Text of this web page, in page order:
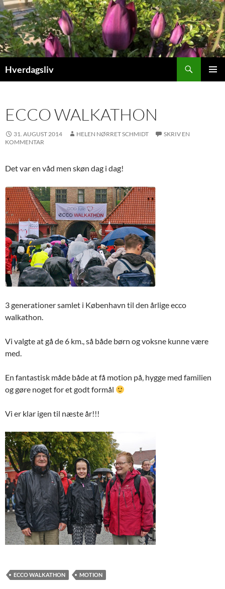
Hop
til
indhold
Hverdagsliv
ECCO WALKATHON
31. AUGUST 2014 HELEN NØRRET SCHMIDT
SKRIV EN
KOMMENTAR
Det var en våd men skøn dag i dag!
3 generationer samlet i København til den årlige ecco
walkathon.
Vi valgte at gå de 6 km., så både børn og voksne kunne være
med.
En fantastisk måde både at få motion på, hygge med familien
og gøre noget for et godt formål
Vi er klar igen til næste år!!!
ECCO WALKATHON MOTION